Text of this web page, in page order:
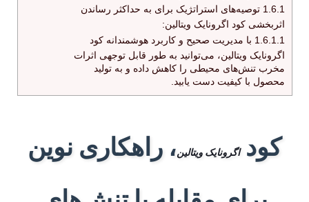
1.6.1 توصیه‌های استراتژیک برای به حداکثر رساندن
اثربخشی کود اگرونایک ویتالین:
1.6.1.1 با مدیریت صحیح و کاربرد هوشمندانه کود
اگرونایک ویتالین، می‌توانید به طور قابل توجهی اثرات
مخرب تنش‌های محیطی را کاهش داده و به تولید
محصول با کیفیت دست یابید.
کوداگرونایک ویتالین، راهکاری نوین